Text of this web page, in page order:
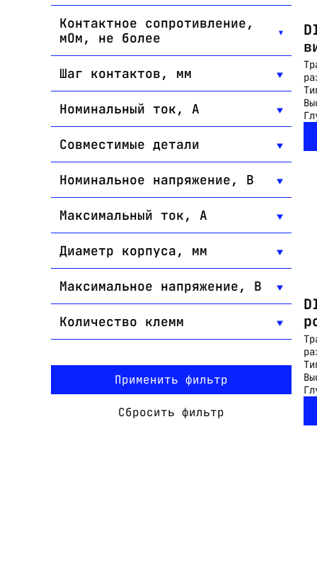
Контактное сопротивление,
мОм, не более
Шаг контактов, мм
Номинальный ток, А
Совместимые детали
Номинальное напряжение, В
Максимальный ток, А
Диаметр корпуса, мм
Максимальное напряжение, В
Количество клемм
Применить фильтр
Сбросить фильтр